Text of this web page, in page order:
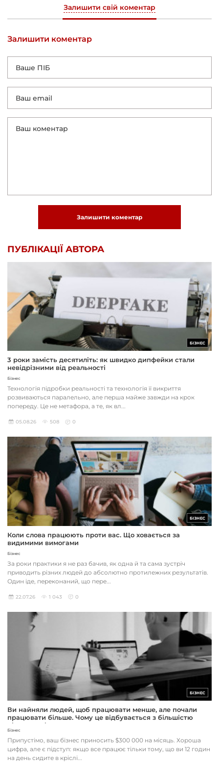
Залишити свій коментар
Залишити коментар
Залишити коментар
ПУБЛІКАЦІЇ АВТОРА
БІЗНЕС
3 роки замість десятиліть: як швидко дипфейки стали
невідрізними від реальності
Бізнес
Технологія підробки реальності та технологія її викриття
розвиваються паралельно, але перша майже завжди на крок
попереду. Це не метафора, а те, як вл...
05.08.26 508 0
БІЗНЕС
Коли слова працюють проти вас. Що ховається за
видимими вимогами
Бізнес
За роки практики я не раз бачив, як одна й та сама зустріч
приводить різних людей до абсолютно протилежних результатів.
Один іде, переконаний, що пере...
22.07.26 1 043 0
БІЗНЕС
Ви найняли людей, щоб працювати менше, але почали
працювати більше. Чому це відбувається з більшістю
підприємців
Бізнес
Припустімо, ваш бізнес приносить $300 000 на місяць. Хороша
цифра, але є підступ: якщо все працює тільки тому, що ви 12 годин
на день сидите в кріслі...